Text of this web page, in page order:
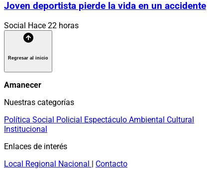
Joven deportista pierde la vida en un accidente
Social Hace 22 horas
Regresar al inicio
Amanecer
Nuestras categorías
Política Social Policial Espectáculo Ambiental Cultural
Institucional
Enlaces de interés
Local Regional Nacional | Contacto